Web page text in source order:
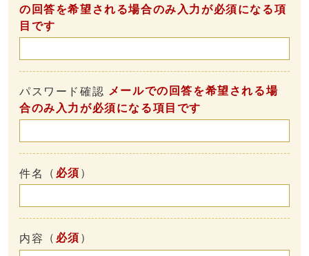
の回答を希望される場合のみ入力が必須になる項
目です
パスワード確認 メールでの回答を希望される場
合のみ入力が必須になる項目です
件名 （ 必須 ）
内容 （ 必須 ）